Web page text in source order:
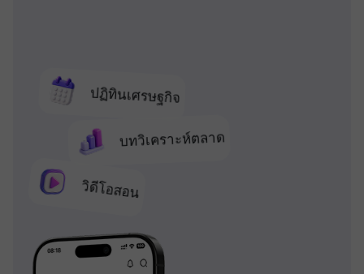
ปฏิทินเศรษฐกิจ
บทวิเคราะห์ตลาด
วิดีโอสอน